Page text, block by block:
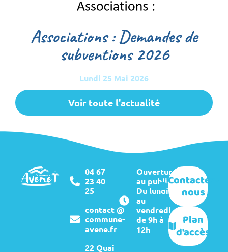
Associations : Demandes de
subventions 2026
Lundi 25 Mai 2026
Voir toute l'actualité
04 67
23 40
25
contact @
commune-
avene.fr
22 Quai
Ouverture
au public :
Du lundi
au
vendredi
de 9h à
12h
Contactez-
nous
Plan
d'accès